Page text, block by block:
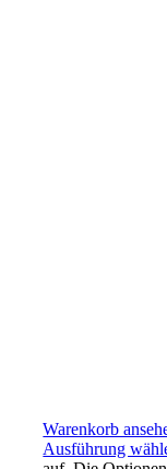
Warenkorb
Ausführung